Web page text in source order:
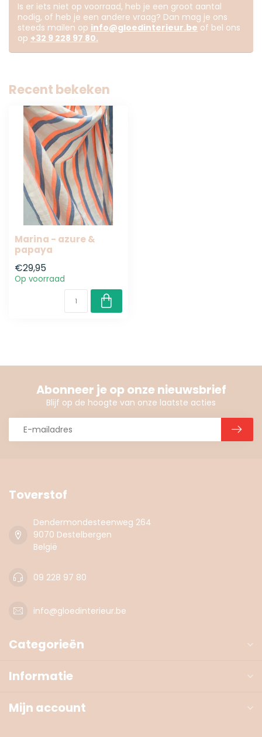
Is er iets niet op voorraad, heb je een groot aantal
nodig, of heb je een andere vraag? Dan mag je ons
steeds mailen op info@gloedinterieur.be of bel ons
op +32 9 228 97 80.
Recent bekeken
Marina - azure &
papaya
€29,95
Op voorraad
Abonneer je op onze nieuwsbrief
Blijf op de hoogte van onze laatste acties
Toverstof
Dendermondesteenweg 264
9070 Destelbergen
België
09 228 97 80
info@gloedinterieur.be
Categorieën
Informatie
Mijn account